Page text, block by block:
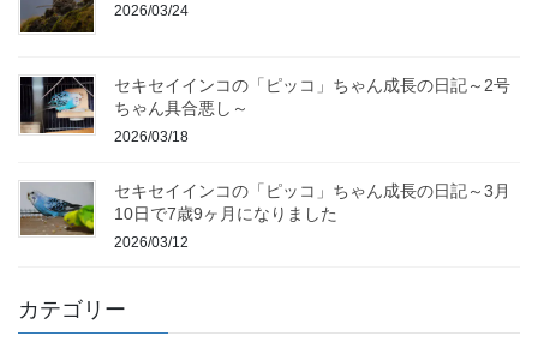
2026/03/24
セキセイインコの「ピッコ」ちゃん成長の日記～2号
ちゃん具合悪し～
2026/03/18
セキセイインコの「ピッコ」ちゃん成長の日記～3月
10日で7歳9ヶ月になりました
2026/03/12
カテゴリー